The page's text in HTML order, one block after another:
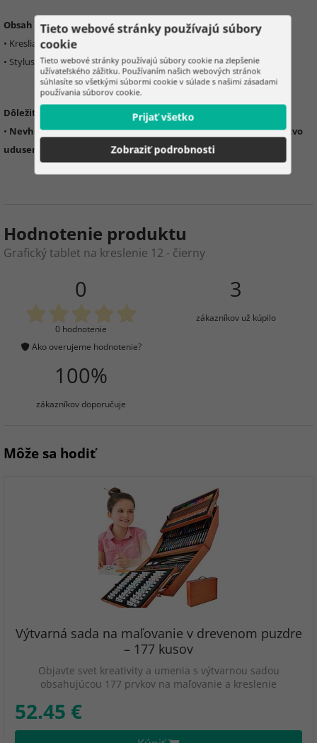
Obsah balenia:
• Kresliaci tablet
• Stylus
Dôležité informácie:
• Nevhodné pre deti do 36 mesiacov – malé časti, nebezpečenstvo
udusenia
Hodnotenie produktu
Grafický tablet na kreslenie 12 - čierny
0
0 hodnotenie
Ako overujeme hodnotenie?
3
zákazníkov už kúpilo
100%
zákazníkov doporučuje
Môže sa hodiť
Výtvarná sada na maľovanie v drevenom puzdre
– 177 kusov
Objavte svet kreativity a umenia s výtvarnou sadou
obsahujúcou 177 prvkov na maľovanie a kreslenie
52.45 €
Tieto webové stránky používajú súbory
cookie
Tieto webové stránky používajú súbory cookie na zlepšenie
užívateľského zážitku. Používaním našich webových stránok
súhlasíte so všetkými súbormi cookie v súlade s našimi zásadami
používania súborov cookie.
Prijať všetko
Zobraziť podrobnosti